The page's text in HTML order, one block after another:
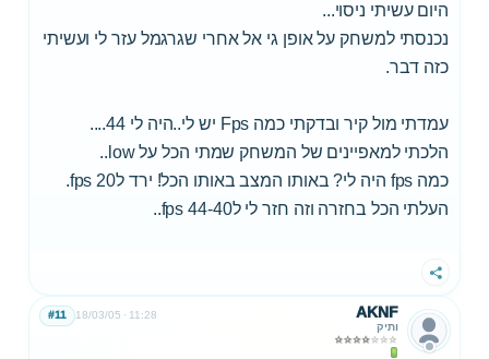
היום עשיתי ניסוי...
נכנסתי למשחק על אופן גי אל אחרי שגרגמל עזר לי ועשיתי
כזה דבר.
עמדתי מול קיר ובדקתי כמה Fps יש לי..היה לי 44....
הלכתי למאפיינים של המשחק שמתי הכל על low..
כמה fps היה לי? באותו המצב באותו הכל! ירד ל20 fps.
העלתי הכל בחזרה וזה חזר לי ל44-40 fps..
שתף
AKNF
ותיק
18/03/05 11:28
#11